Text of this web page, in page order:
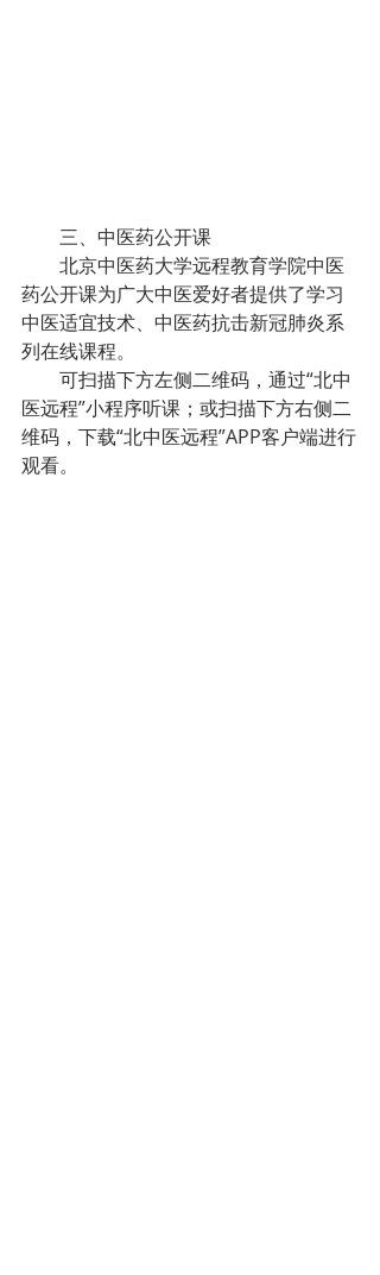
三、中医药公开课
北京中医药大学远程教育学院中医
药公开课为广大中医爱好者提供了学习
中医适宜技术、中医药抗击新冠肺炎系
列在线课程。
可扫描下方左侧二维码，通过“北中
医远程”小程序听课；或扫描下方右侧二
维码，下载“北中医远程”APP客户端进行
观看。